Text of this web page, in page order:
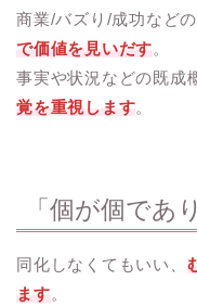
商業/バズり/成功など
で価値を見いだす。
事実や状況などの既成
覚を重視します。
「個が個であ
同化しなくてもいい、
ます。